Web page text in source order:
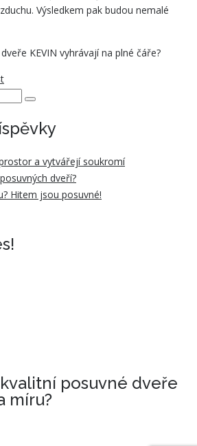
Výsledkem pak budou nemalé
KEVIN vyhrávají na plné čáře?
a vytvářejí soukromí
dveří?
Hitem jsou posuvné!
posuvné dveře
míru?